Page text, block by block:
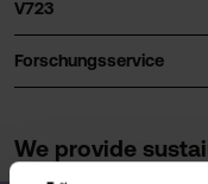
V723
Forschungsservice
We provide